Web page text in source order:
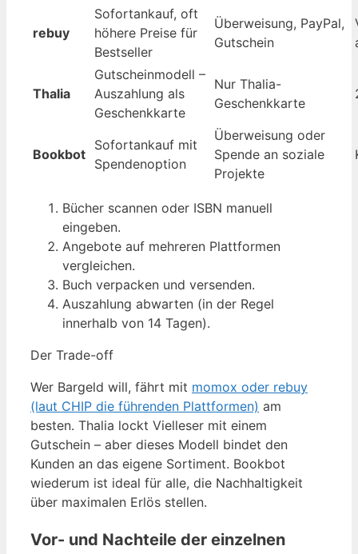
rebuy
Sofortankauf, oft
höhere Preise für
Bestseller
Überweisung, PayPal,
Gutschein
Thalia
Gutscheinmodell –
Auszahlung als
Geschenkkarte
Nur Thalia-
Geschenkkarte
Bookbot
Sofortankauf mit
Spendenoption
Überweisung oder
Spende an soziale
Projekte
Bücher scannen oder ISBN manuell
eingeben.
Angebote auf mehreren Plattformen
vergleichen.
Buch verpacken und versenden.
Auszahlung abwarten (in der Regel
innerhalb von 14 Tagen).
Der Trade-off
Wer Bargeld will, fährt mit momox oder rebuy
(laut CHIP die führenden Plattformen) am
besten. Thalia lockt Vielleser mit einem
Gutschein – aber dieses Modell bindet den
Kunden an das eigene Sortiment. Bookbot
wiederum ist ideal für alle, die Nachhaltigkeit
über maximalen Erlös stellen.
Vor- und Nachteile der einzelnen